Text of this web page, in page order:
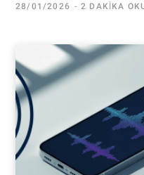
28/01/2026 2 DAKIKA